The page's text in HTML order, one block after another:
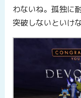
わないね。孤独に
突破しないといけ